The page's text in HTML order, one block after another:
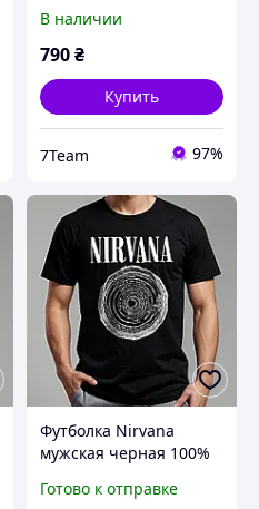
В наличии
790₴
Купить
7Team 97%
Футболка Nirvana
мужская черная 100%
Готово к отправке